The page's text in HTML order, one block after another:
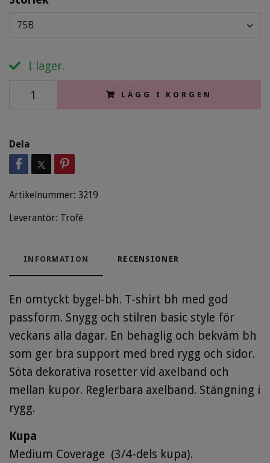
75B
I lager.
LÄGG I KORGEN
Dela
Artikelnummer: 3219
Leverantör: Trofé
INFORMATION RECENSIONER
En omtyckt bygel-bh. T-shirt bh med god
passform. Snygg och stilren basic style för
veckans alla dagar. En behaglig och bekväm bh
som ger bra support med bred rygg och sidor.
Söta dekorativa rosetter vid axelband och
mellan kupor. Reglerbara axelband. Stängning i
rygg.
Kupa
Medium Coverage (3/4-dels kupa).